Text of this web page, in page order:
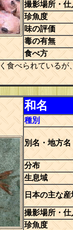
撮影場所・仕
珍魚度
味の評価
毒の有無
食べ方
食べられているが
和名
種別
別名・地方名
分布
生息域
日本の主な産
撮影場所・仕
珍魚度